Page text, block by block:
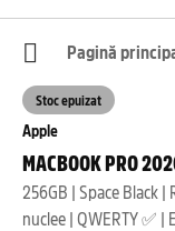
Pagină
Apple
MACBOOK PRO
256GB | Space Black |
nuclee | QWERTY ✅ |
Stoc epuizat